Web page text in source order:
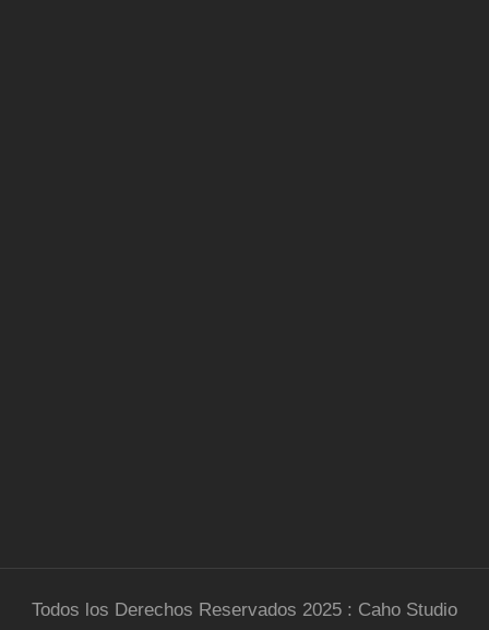
Todos los Derechos Reservados 2025 : Caho Studio